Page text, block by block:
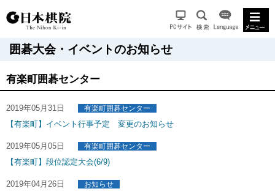
囲碁大会・イベントのお知らせ
有楽町囲碁センター
2019年05月31日 有楽町囲碁センター
【有楽町】イベント行事予定 変更のお知らせ
2019年05月05日 有楽町囲碁センター
【有楽町】段位認定大会(6/9)
2019年04月26日 お知らせ